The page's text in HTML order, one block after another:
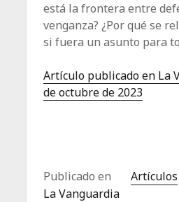
está la frontera entre
venganza? ¿Por qué se
si fuera un asunto para
Artículo publicado en La
de octubre de 2023
Publicado en
Artículos
La Vanguardia